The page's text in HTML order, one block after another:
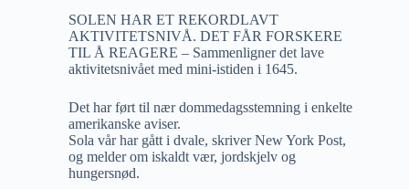
SOLEN HAR ET REKORDLAVT
AKTIVITETSNIVÅ. DET FÅR FORSKERE
TIL Å REAGERE – Sammenligner det lave
aktivitetsnivået med mini-istiden i 1645.
Det har ført til nær dommedagsstemning i enkelte
amerikanske aviser.
Sola vår har gått i dvale, skriver New York Post,
og melder om iskaldt vær, jordskjelv og
hungersnød.